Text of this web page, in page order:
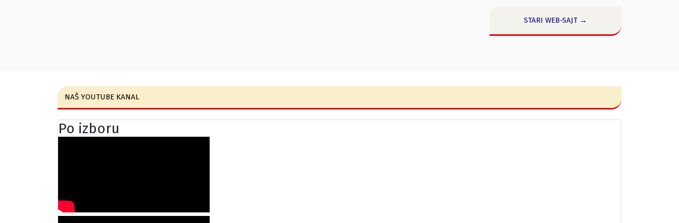
STARI WEB-SAJT →
NAŠ YOUTUBE KANAL
Po izboru